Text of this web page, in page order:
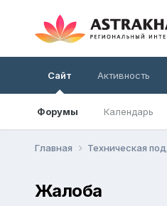
Сайт
Форумы Календарь
Активность
Главная Техническая
Жалоба